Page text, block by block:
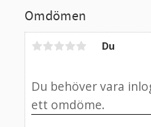
Omdömen
Du